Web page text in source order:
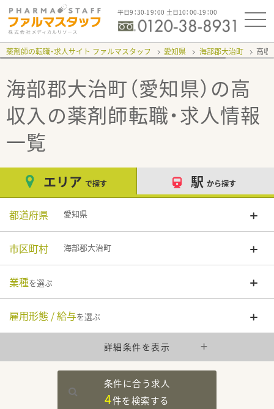
平日9：30-19：00 土日10：00-19：00
薬剤師の転職・求人サイト ファルマスタッフ 愛知県 海部郡大治町 高
海部郡大治町（愛知県）の高
収入の薬剤師転職・求人情報
一覧
エリア で探す 駅 から探す
都道府県 愛知県
市区町村 海部郡大治町
業種を選ぶ
雇用形態 / 給与を選ぶ
詳細条件を表示
条件に合う求人
4件を検索する